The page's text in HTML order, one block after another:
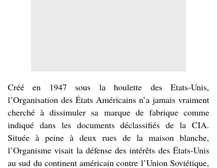
Créé en 1947 sous la houlette des Etats-Unis,
l’Organisation des États Américains n’a jamais vraiment
cherché à dissimuler sa marque de fabrique comme
indiqué dans les documents déclassifiés de la CIA.
Située à peine à deux rues de la maison blanche,
l’Organisme visait la défense des intérêts des États-Unis
au sud du continent américain contre l’Union Soviétique,